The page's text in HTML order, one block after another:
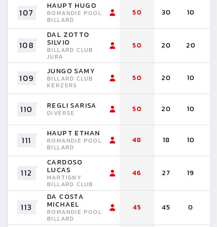
107
HAUPT HUGO
ROMANDIE POOL
BILLARD
50 30 10
108
DAL ZOTTO
SILVIO
BILLARD CLUB
JURA
50 20 20
109
JUNGO SAMY
BILLARD CLUB
KERZERS
50 20 10
110 REGLI SARISA
DIVERSE 50 20 10
111
HAUPT ETHAN
ROMANDIE POOL
BILLARD
48 18 10
112
CARDOSO
LUCAS
MARTIGNY
BILLARD CLUB
46 27 19
113
DA COSTA
MICHAEL
ROMANDIE POOL
BILLARD
45 45 0